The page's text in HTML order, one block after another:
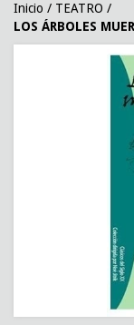
Inicio / TEATRO /
LOS ÁRBOLES